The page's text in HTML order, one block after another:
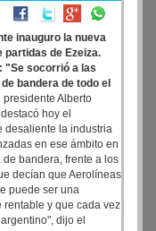
inauguro la nueva
partidas de Ezeiza.
"Se socorrió a las
bandera de todo el
presidente Alberto
hoy el
desaliente la industria
en ese ámbito en
bandera, frente a los
decían que Aerolíneas
puede ser una
rentable y que cada vez
dijo el